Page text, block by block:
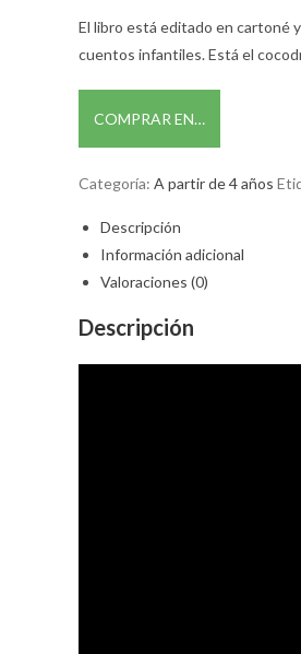
El libro está editado en cartoné
cuentos infantiles. Está el
COMPRAR EN…
Categoría: A partir de 4 años
Descripción
Información adicional
Valoraciones (0)
Descripción